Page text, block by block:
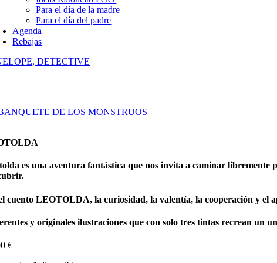
Para el día de la madre
Para el día del padre
Agenda
Rebajas
DETECTIVE
DE LOS MONSTRUOS
es una aventura fantástica que nos invita a caminar
cuento LEOTOLDA, la curiosidad, la valentía, la cooperación y el
y originales ilustraciones que con solo tres tintas recrean un
€